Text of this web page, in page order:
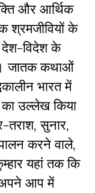
और आर्थिक
श्रमजीवियों के
विदेश के
जातक कथाओं
भारत में
का उल्लेख किया
तराश, सुनार,
करने वाले,
यहां तक कि
अपने आप में